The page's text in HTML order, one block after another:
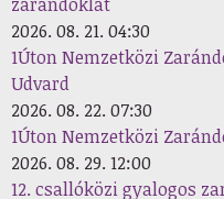
zarándoklat
2026. 08. 21. 04:30
1Úton Nemzetközi
Udvard
2026. 08. 22. 07:30
1Úton Nemzetközi
2026. 08. 29. 12:00
12. csallóközi gyalogos